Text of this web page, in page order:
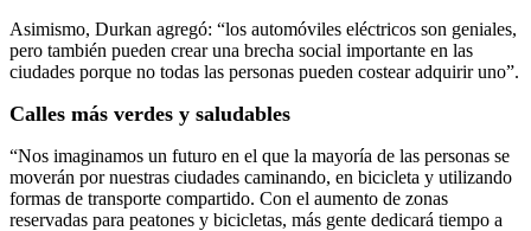
Asimismo, Durkan agregó: “los automóviles eléctricos son geniales,
pero también pueden crear una brecha social importante en las
ciudades porque no todas las personas pueden costear adquirir uno”.
Calles más verdes y saludables
“Nos imaginamos un futuro en el que la mayoría de las personas se
moverán por nuestras ciudades caminando, en bicicleta y utilizando
formas de transporte compartido. Con el aumento de zonas
reservadas para peatones y bicicletas, más gente dedicará tiempo a